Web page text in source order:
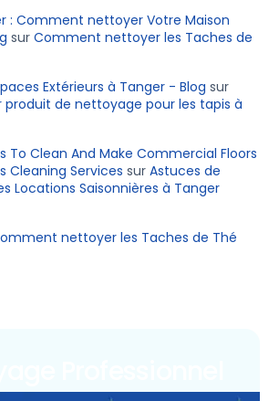
: Comment nettoyer Votre Maison
surComment nettoyer les Taches de
Extérieurs à Tanger - Blog sur
produit de nettoyage pour les tapis à
To Clean And Make Commercial Floors
Cleaning Services surAstuces de
Locations Saisonnières à Tanger
nettoyer les Taches de Thé